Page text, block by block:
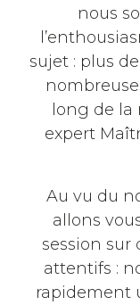
nous
sujet : plus
long de
expert
Au vu du
allons
session sur
attentifs :
rapidement